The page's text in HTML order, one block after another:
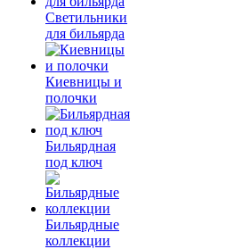
Светильники
для бильярда
Киевницы и
полочки
Бильярдная
под ключ
Бильярдные
коллекции